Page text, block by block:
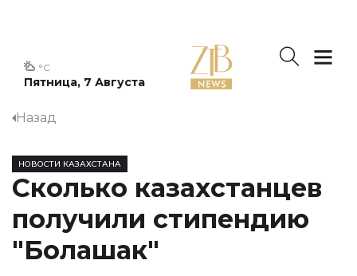
Пятница, 7 Августа
°C
Назад
НОВОСТИ КАЗАХСТАНА
Сколько казахстанцев
получили стипендию
"Болашак"